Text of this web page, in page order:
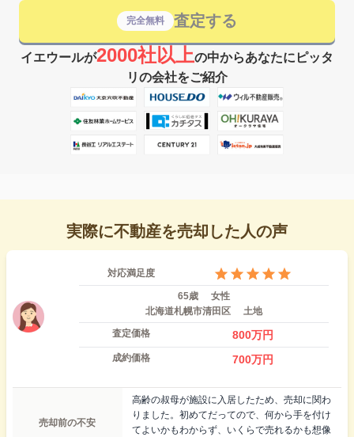
完全無料 査定する
イエウールが2000社以上の中からあなたにピッタ
リの会社をご紹介
実際に不動産を売却した人の声
対応満足度
65歳
女性
北海道札幌市清田区
土地
査定価格
800万円
成約価格 700万円
売却前の不安
高齢の叔母が施設に入居したため、売却に関わ
りました。初めてだってので、何から手を付け
てよいかもわからず、いくらで売れるかも想像